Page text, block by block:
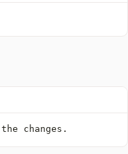
the changes.